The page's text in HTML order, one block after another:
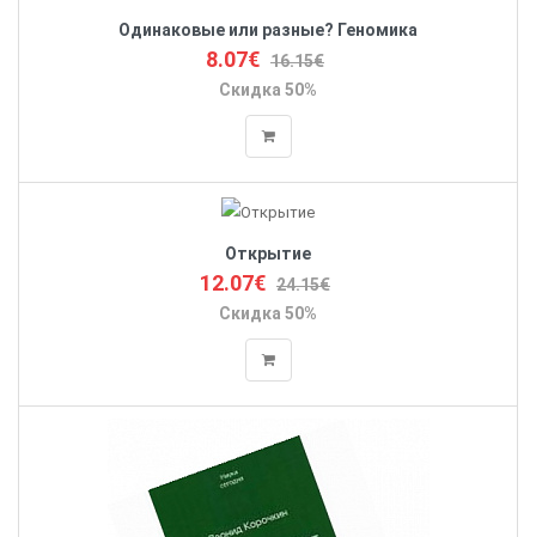
Одинаковые или разные? Геномика
8.07€ 16.15€
Скидка 50%
Открытие
12.07€ 24.15€
Скидка 50%